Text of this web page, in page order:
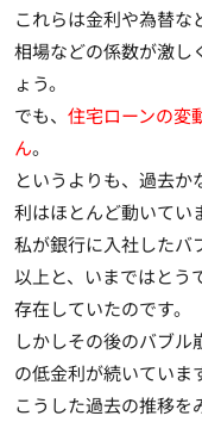
これらは金利や為替な
相場などの係数が激し
ょう。
でも、 住宅ローンの変
ん。
というよりも、過去
利はほとんど動いてい
私が銀行に入社したバ
以上と、いまではとう
存在していたのです。
しかしその後のバブル
の低金利が続いていま
こうした過去の推移を